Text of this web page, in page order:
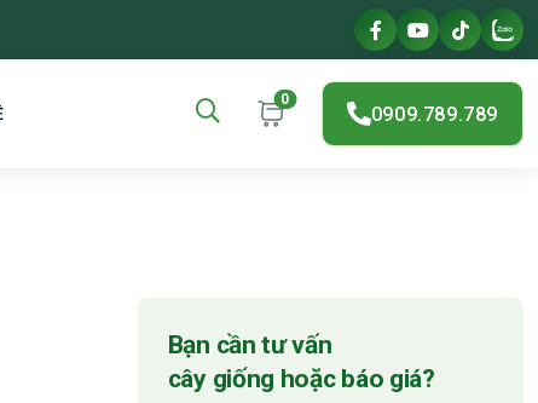
0
0909.789.789
Bạn cần tư vấn
cây giống hoặc báo giá?